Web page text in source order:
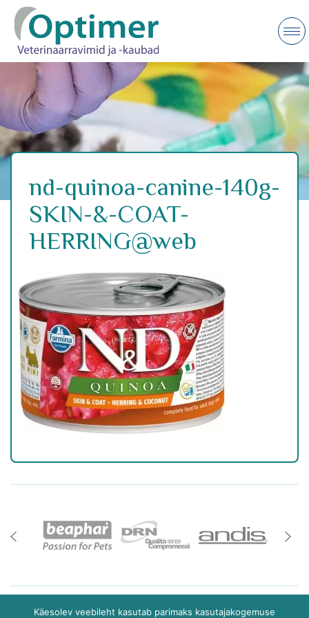
nd-quinoa-canine-140g-
SKIN-&-COAT-
HERRING@web
Käesolev veebileht kasutab parimaks kasutajakogemuse